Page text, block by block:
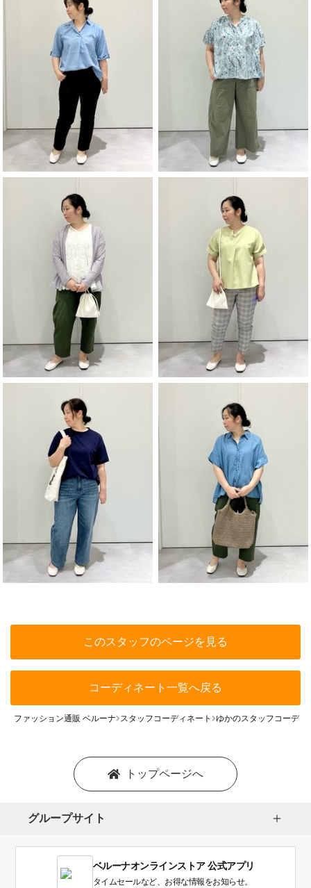
このスタッフのページを見る
コーディネート一覧へ戻る
ファッション通販 ベルーナ スタッフコーディネート ゆかのスタッフコーディ
トップページへ
グループサイト
ベルーナオンラインストア 公式アプリ
タイムセールなど、お得な情報をお知らせ。